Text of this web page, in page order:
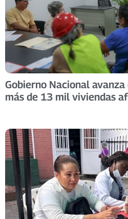
Gobierno Nacional
más de 13 mil viviendas